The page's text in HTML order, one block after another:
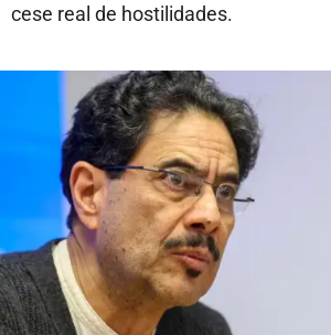
cese real de hostilidades.